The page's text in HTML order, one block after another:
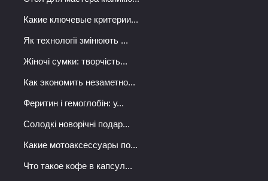
Какие ключевые критерии...
Як технології змінюють ...
Жіночі сумки: творчість...
Как экономить незаметно...
Феритин і гемоглобін: у...
Солодкі новорічні подар...
Какие мотоаксессуары по...
Что такое кофе в капсул...